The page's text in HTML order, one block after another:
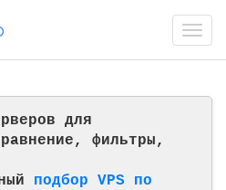
для
фильтры,
подбор VPS по